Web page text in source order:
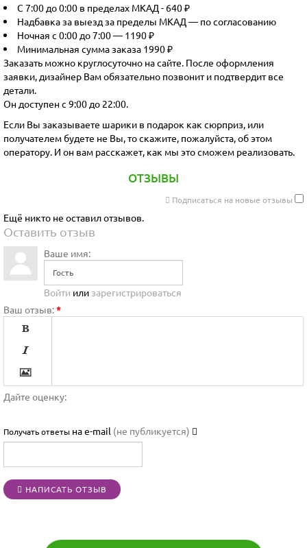
С 7:00 до 0:00 в пределах МКАД - 640 ₽
Надбавка за выезд за пределы МКАД — по согласованию
Ночная с 0:00 до 7:00 — 1190 ₽
Минимальная сумма заказа 1990 ₽
Заказать можно круглосуточно на сайте. После оформления
заявки, дизайнер Вам обязательно позвонит и подтвердит все
детали.
Он доступен с 9:00 до 22:00.
Если Вы заказываете шарики в подарок как сюрприз, или
получателем будете не Вы, то скажите, пожалуйста, об этом
оператору. И он вам расскажет, как мы это сможем реализовать.
ОТЗЫВЫ
Подписаться на новые отзывы
Ещё никто не оставил отзывов.
Оставить отзыв
Ваше имя:
Войти или зарегистрироваться
Ваш отзыв:*







Дайте оценку:
Получать ответы на e-mail (не публикуется)
НАПИСАТЬ ОТЗЫВ